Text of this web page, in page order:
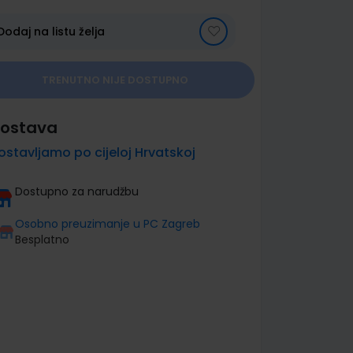
na listu želja
po cijeloj Hrvatskoj
Dostupno za narudžbu
Osobno preuzimanje u PC Zagreb
Besplatno